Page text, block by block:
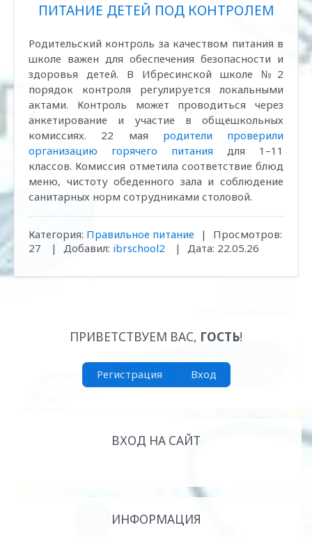
ПИТАНИЕ ДЕТЕЙ ПОД КОНТРОЛЕМ
Родительский контроль за качеством питания в
школе важен для обеспечения безопасности и
здоровья детей. В Ибресинской школе №2
порядок контроля регулируется локальными
актами. Контроль может проводиться через
анкетирование и участие в общешкольных
комиссиях. 22 мая родители проверили
организацию горячего питания для 1–11
классов. Комиссия отметила соответствие блюд
меню, чистоту обеденного зала и соблюдение
санитарных норм сотрудниками столовой.
Категория: Правильное питание |
Просмотров:
27
| Добавил: ibrschool2 | Дата: 22.05.26
ПРИВЕТСТВУЕМ ВАС, ГОСТЬ!
Регистрация Вход
ВХОД НА САЙТ
ИНФОРМАЦИЯ